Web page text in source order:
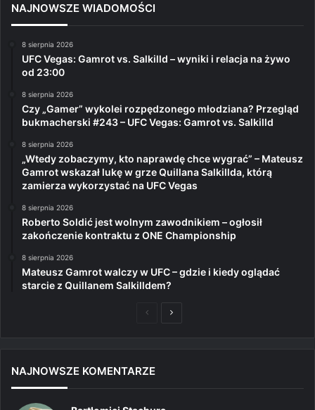
NAJNOWSZE WIADOMOŚCI
8 sierpnia 2026
UFC Vegas: Gamrot vs. Salkilld – wyniki i relacja na żywo
od 23:00
8 sierpnia 2026
Czy „Gamer” wykolei rozpędzonego młodziana? Przegląd
bukmacherski #243 – UFC Vegas: Gamrot vs. Salkilld
8 sierpnia 2026
„Wtedy zobaczymy, kto naprawdę chce wygrać” – Mateusz
Gamrot wskazał lukę w grze Quillana Salkillda, którą
zamierza wykorzystać na UFC Vegas
8 sierpnia 2026
Roberto Soldić jest wolnym zawodnikiem – ogłosił
zakończenie kontraktu z ONE Championship
8 sierpnia 2026
Mateusz Gamrot walczy w UFC – gdzie i kiedy oglądać
starcie z Quillanem Salkilldem?
PoprzedniaNastępna
NAJNOWSZE KOMENTARZE